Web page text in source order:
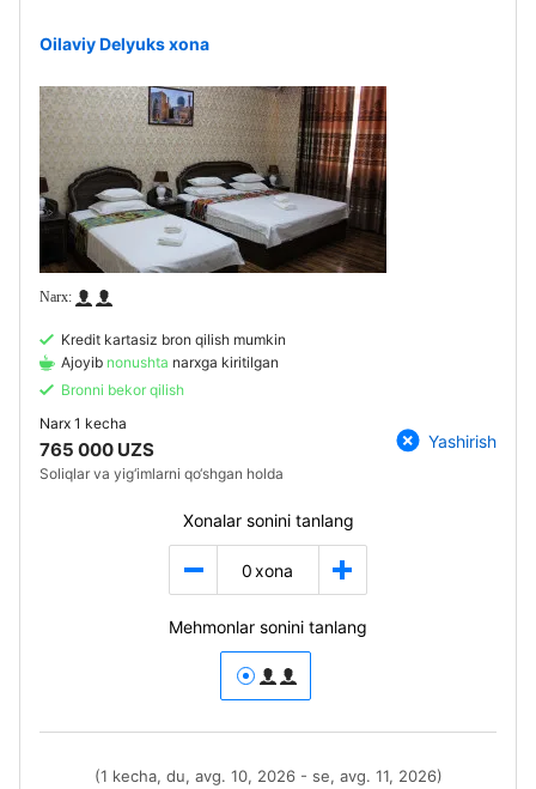
Oilaviy Delyuks xona
Kredit kartasiz bron qilish mumkin
Ajoyib nonushta narxga kiritilgan
Bronni bekor qilish
Narx 1 kecha
765 000 UZS
Soliqlar va yig‘imlarni qo‘shgan holda
Yashirish
Xonalar sonini tanlang
0 xona
Mehmonlar sonini tanlang
(1 kecha, du, avg. 10, 2026 - se, avg. 11, 2026)